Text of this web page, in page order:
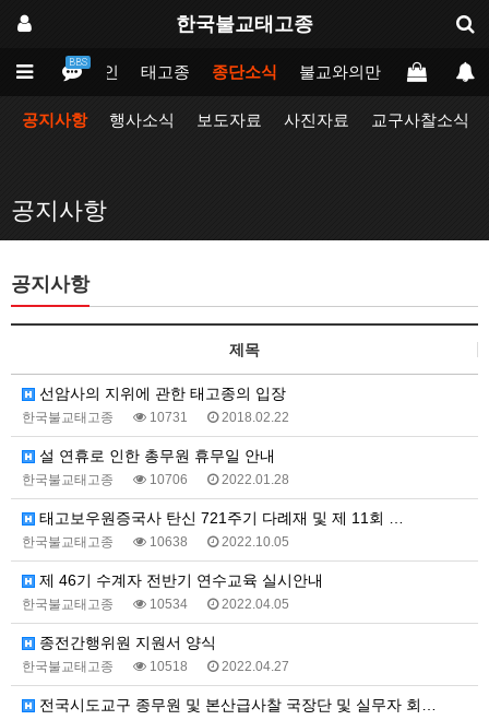
한국불교태고종
BBS
메인 태고종 종단소식 불교와의만남 업무포털
공지사항 행사소식 보도자료 사진자료 교구사찰소식
공지사항
공지사항
제목
선암사의 지위에 관한 태고종의 입장
한국불교태고종 10731 2018.02.22
설 연휴로 인한 총무원 휴무일 안내
한국불교태고종 10706 2022.01.28
태고보우원증국사 탄신 721주기 다례재 및 제 11회 …
한국불교태고종 10638 2022.10.05
제 46기 수계자 전반기 연수교육 실시안내
한국불교태고종 10534 2022.04.05
종전간행위원 지원서 양식
한국불교태고종 10518 2022.04.27
전국시도교구 종무원 및 본산급사찰 국장단 및 실무자 회…